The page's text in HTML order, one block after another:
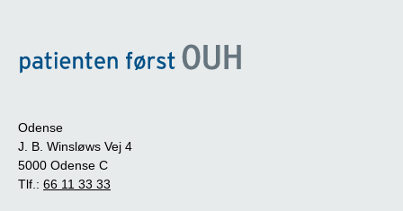
Odense
J. B. Winsløws Vej 4
5000 Odense C
Tlf.: 66 11 33 33